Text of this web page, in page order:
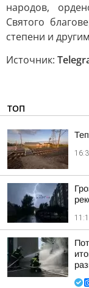
народов,
Святого
степени и
Источник:
ТОП